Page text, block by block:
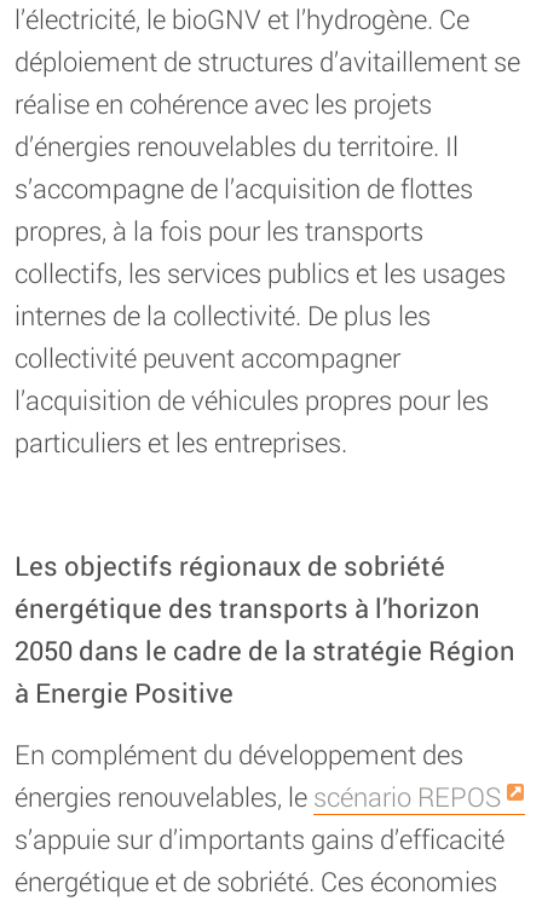
l’électricité, le bioGNV et l’hydrogène. Ce
déploiement de structures d’avitaillement se
réalise en cohérence avec les projets
d’énergies renouvelables du territoire. Il
s’accompagne de l’acquisition de flottes
propres, à la fois pour les transports
collectifs, les services publics et les usages
internes de la collectivité. De plus les
collectivité peuvent accompagner
l’acquisition de véhicules propres pour les
particuliers et les entreprises.
Les objectifs régionaux de sobriété
énergétique des transports à l’horizon
2050 dans le cadre de la stratégie Région
à Energie Positive
En complément du développement des
énergies renouvelables, le scénario REPOS
s’appuie sur d’importants gains d’efficacité
énergétique et de sobriété. Ces économies